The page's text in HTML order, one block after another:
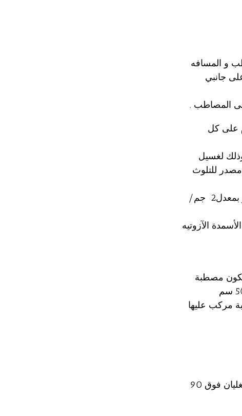
و المسافه
مسافة على جانبي
بمعدل من 1 – 2 خرطوم على كل
المصاطب مدة 4 – 6 ساعات وذلك لغسيل
مصدر للتلوث
4- يتم تسميد بالات قش الأرز بأحد الأسمدة الآزوتية مثل سلفات النشادر بمعدل2 جم/
الآزوتيه
مصطبة
على كل مصطبة مركب عليها
1- بنقع القش من 6 – 8 ساعات قبل التعقيم أو فى ماء ساخن لدرجة الغليان فوق 90